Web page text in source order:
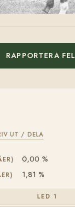
RAPPORTERA FEL
UT / DELA
0,00 %
1,81 %
LED 1